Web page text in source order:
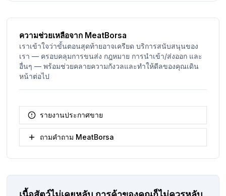
ความช่วยเหลือจาก MeatBorsa
เราเข้าใจว่าขั้นตอนสุดท้ายอาจเครียด บริการสนับสนุนของ
เรา — ครอบคลุมการขนส่ง กฎหมาย การนำเข้า/ส่งออก และ
อื่นๆ — พร้อมช่วยคลายความกังวลและทำให้ดีลของคุณเดิน
หน้าต่อไป
รายงานประกาศขาย
ถามคำถาม MeatBorsa